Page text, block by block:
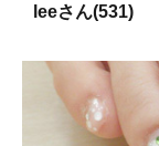
leeさん(531)